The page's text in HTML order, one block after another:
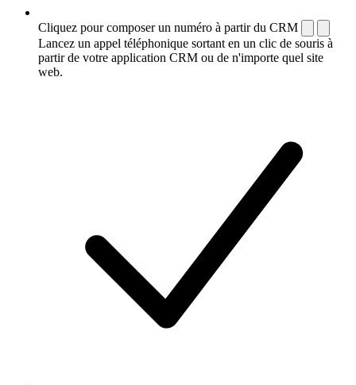
Cliquez pour composer un numéro à partir du CRM
Lancez un appel téléphonique sortant en un clic de souris à
partir de votre application CRM ou de n'importe quel site
web.